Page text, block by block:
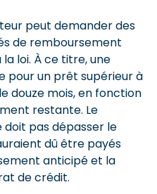
peut demander des
de remboursement
loi. À ce titre, une
pour un prêt supérieur à
douze mois, en fonction
restante. Le
pas dépasser le
dû être payés
anticipé et la
de crédit.